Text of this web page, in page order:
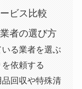
ビス比較
者の選び方
る業者を選ぶ
依頼する
回収や特殊清